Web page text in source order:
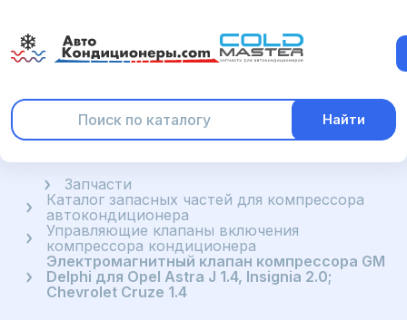
Найти
ГлавнаяЗапчасти
Каталог запасных частей для компрессора
автокондиционера
Управляющие клапаны включения
компрессора кондиционера
Электромагнитный клапан компрессора GM
Delphi для Opel Astra J 1.4, Insignia 2.0;
Chevrolet Cruze 1.4